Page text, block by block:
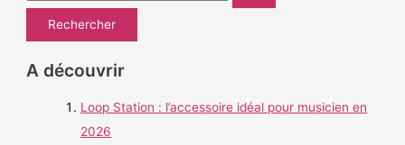
e
A découvrir
Loop Station : l’accessoire idéal pour musicien en
2026